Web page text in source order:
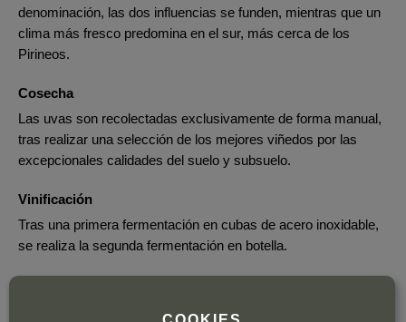
denominación, las dos influencias se funden, mientras que un
clima más fresco predomina en el sur, más cerca de los
Pirineos.
Cosecha
Las uvas son recolectadas exclusivamente de forma manual,
tras realizar una selección de los mejores viñedos por las
excepcionales calidades del suelo y subsuelo.
Vinificación
Tras una primera fermentación en cubas de acero inoxidable,
se realiza la segunda fermentación en botella.